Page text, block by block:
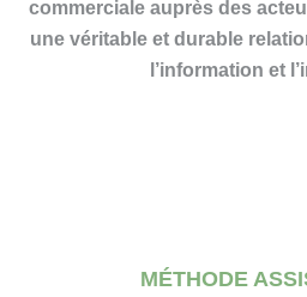
commerciale auprès des
une véritable et durable
l’information et
MÉTHODE